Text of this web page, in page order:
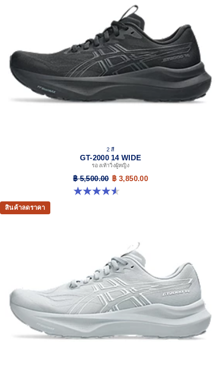
2 สี
GT-2000 14 WIDE
รองเท้าวิ่งผู้หญิง
฿ 5,500.00 ฿ 3,850.00
4.5 จาก 5 ดาว 13 รีวิว
สินค้าลดราคา